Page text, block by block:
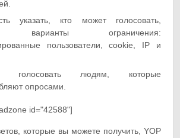
указать, кто может голосовать,
варианты ограничения:
пользователи, cookie, IP и
голосовать людям, которые
опросами.
id="42588"]
которые вы можете получить, YOP